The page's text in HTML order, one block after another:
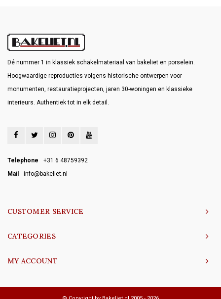
Dé nummer 1 in klassiek schakelmateriaal van bakeliet en porselein.
Hoogwaardige reproducties volgens historische ontwerpen voor
monumenten, restauratieprojecten, jaren 30-woningen en klassieke
interieurs. Authentiek tot in elk detail.
Telephone
+31 6 48759392
Mail
info@bakeliet.nl
CUSTOMER SERVICE
CATEGORIES
MY ACCOUNT